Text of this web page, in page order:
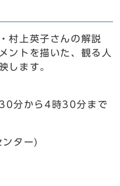
村上英子さんの解説
ントを描いた、観る人
します。
分から4時30分まで
ター)